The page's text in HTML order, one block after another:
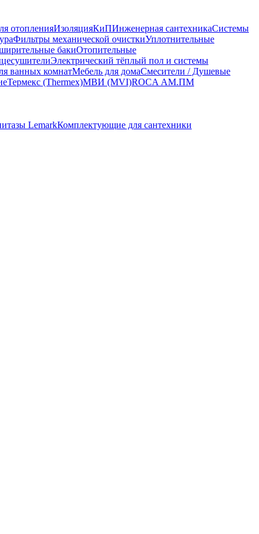
отопленияИзоляцияКиПИнженерная сантехникаСистемы
Фильтры механической очисткиУплотнительные
бакиОтопительные
Электрический тёплый пол и системы
ванных комнатМебель для домаСмесители / Душевые
Термекс (Thermex)МВИ (MVI)ROCA АМ.ПМ
LemarkКомплектующие для сантехники